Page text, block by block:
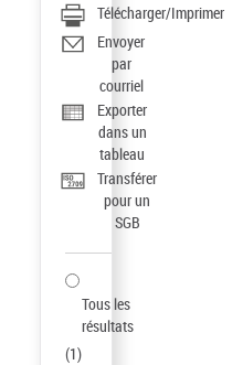
Télécharger/Imprimer
Envoyer
par
courriel
Exporter
dans un
tableau
Transférer
pour un
SGB
Tous les
résultats
(1)